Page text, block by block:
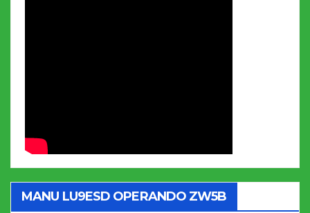
MANU LU9ESD OPERANDO ZW5B